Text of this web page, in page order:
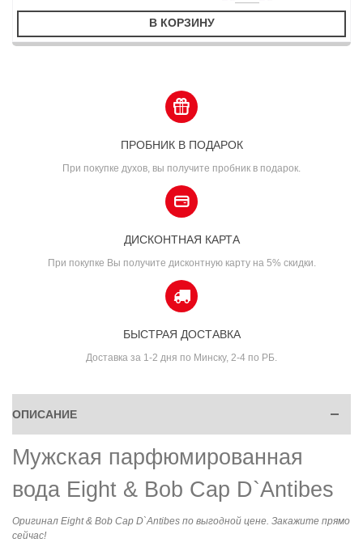
В КОРЗИНУ
ПРОБНИК В ПОДАРОК
При покупке духов, вы получите пробник в подарок.
ДИСКОНТНАЯ КАРТА
При покупке Вы получите дисконтную карту на 5% скидки.
БЫСТРАЯ ДОСТАВКА
Доставка за 1-2 дня по Минску, 2-4 по РБ.
ОПИСАНИЕ
Мужская парфюмированная
вода Eight & Bob Cap D`Antibes
Оригинал Eight & Bob Cap D`Antibes по выгодной цене. Закажите прямо
сейчас!